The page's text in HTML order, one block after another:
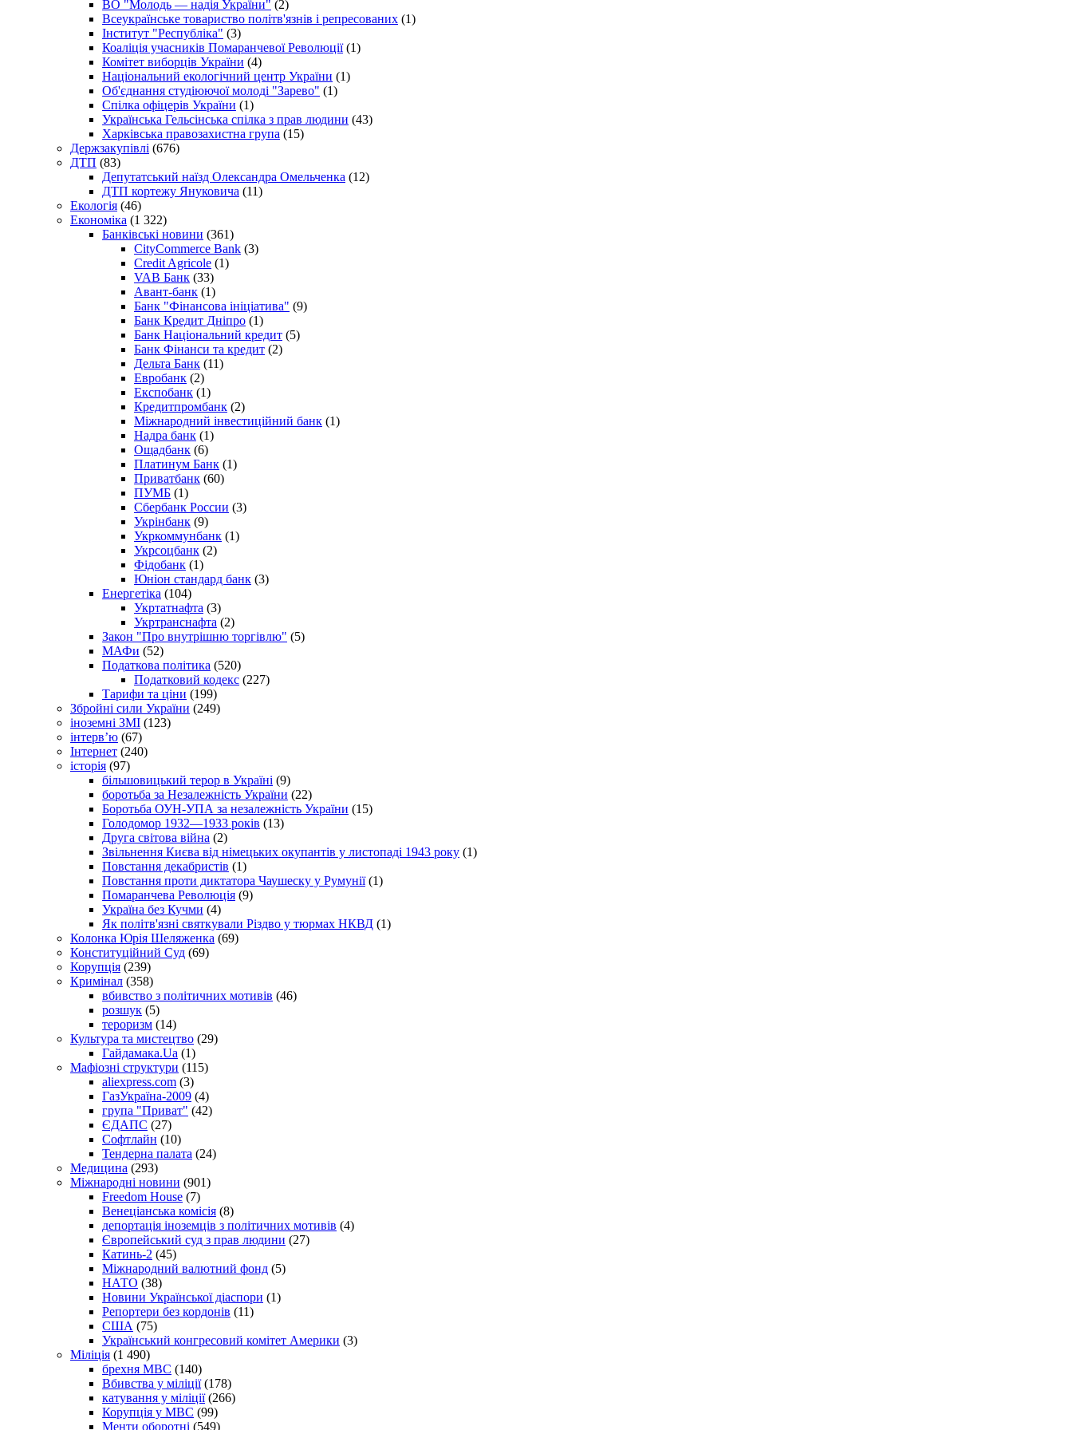
ВО "Молодь — надія України" (2)
Всеукраїнське товариство політв'язнів і репресованих (1)
Інститут "Республіка" (3)
Коаліція учасників Помаранчевої Революції(1)
Комітет виборців України (4)
Національний екологічний центр України (1)
Об'єднання студіюючої молоді "Зарево" (1)
Спілка офіцерів України (1)
Українська Гельсінська спілка з прав людини (43)
Харківська правозахистна група (15)
Держзакупівлі (676)
ДТП (83)
Депутатський наїзд Олександра Омельченка (12)
ДТП кортежу Януковича (11)
Екологія (46)
Економіка (1 322)
Банківські новини (361)
CityCommerce Bank (3)
Credit Agricole (1)
VAB Банк (33)
Авант-банк (1)
Банк "Фінансова ініціатива" (9)
Банк Кредит Дніпро (1)
Банк Національний кредит (5)
Банк Фінанси та кредит (2)
Дельта Банк (11)
Евробанк (2)
Експобанк (1)
Кредитпромбанк (2)
Міжнародний інвестиційний банк (1)
Надра банк (1)
Ощадбанк (6)
Платинум Банк (1)
Приватбанк (60)
ПУМБ (1)
Сбербанк России (3)
Укрінбанк (9)
Укркоммунбанк (1)
Укрсоцбанк (2)
Фідобанк (1)
Юніон стандард банк (3)
Енергетіка (104)
Укртатнафта (3)
Укртранснафта (2)
Закон "Про внутрішню торгівлю" (5)
МАФи (52)
Податкова політика (520)
Податковий кодекс (227)
Тарифи та ціни (199)
Збройні сили України (249)
іноземні ЗМІ (123)
інтерв’ю (67)
Інтернет (240)
історія (97)
більшовицький терор в Україні (9)
боротьба за Незалежність України (22)
Боротьба ОУН-УПА за незалежність України (15)
Голодомор 1932—1933 років (13)
Друга світова війна (2)
Звільнення Києва від німецьких окупантів у листопаді 1943 року (1)
Повстання декабристів (1)
Повстання проти диктатора Чаушеску у Румунії(1)
Помаранчева Революція (9)
Україна без Кучми (4)
Як політв'язні святкували Різдво у тюрмах НКВД (1)
Колонка Юрія Шеляженка (69)
Конституційний Суд (69)
Корупція (239)
Кримінал (358)
вбивство з політичних мотивів (46)
розшук (5)
тероризм (14)
Культура та мистецтво (29)
Гайдамака.Ua (1)
Мафіозні структури (115)
aliexpress.com (3)
ГазУкраїна-2009 (4)
група "Приват" (42)
ЄДАПС (27)
Софтлайн (10)
Тендерна палата (24)
Медицина (293)
Міжнародні новини (901)
Freedom House (7)
Венеціанська комісія (8)
депортація іноземців з політичних мотивів (4)
Європейський суд з прав людини (27)
Катинь-2 (45)
Міжнародний валютний фонд (5)
НАТО (38)
Новини Української діаспори (1)
Репортери без кордонів (11)
США (75)
Український конгресовий комітет Америки (3)
Міліція (1 490)
брехня МВС (140)
Вбивства у міліції(178)
катування у міліції(266)
Корупція у МВС (99)
Менти оборотні (549)